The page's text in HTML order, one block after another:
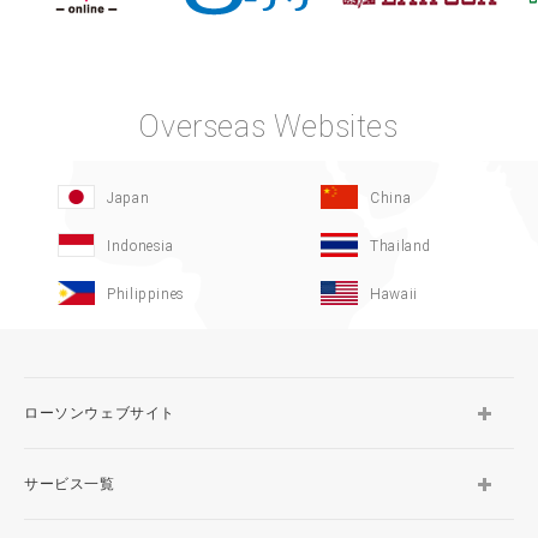
Overseas Websites
Japan China
Indonesia Thailand
Philippines Hawaii
ローソンウェブサイト
サービス一覧